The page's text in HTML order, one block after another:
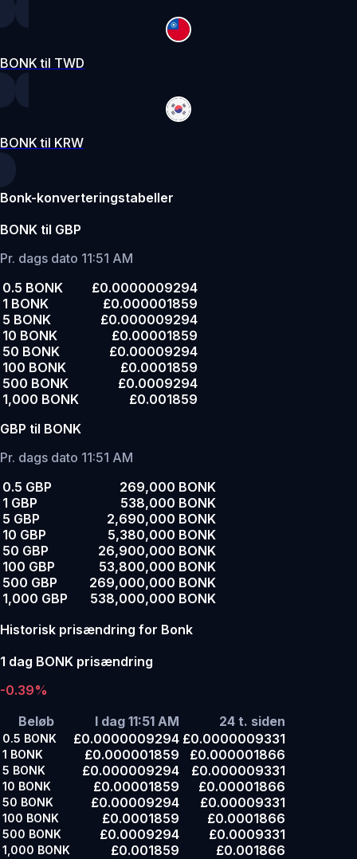
BONK til TWD
BONK til KRW
Bonk-konverteringstabeller
BONK til GBP
Pr. dags dato 11:51 AM
0.5 BONK
£0.0000009294
1 BONK
£0.000001859
5 BONK
£0.000009294
10 BONK
£0.00001859
50 BONK
£0.00009294
100 BONK
£0.0001859
500 BONK
£0.0009294
1,000 BONK
£0.001859
GBP til BONK
Pr. dags dato 11:51 AM
0.5 GBP
269,000 BONK
1 GBP
538,000 BONK
5 GBP
2,690,000 BONK
10 GBP
5,380,000 BONK
50 GBP
26,900,000 BONK
100 GBP
53,800,000 BONK
500 GBP
269,000,000 BONK
1,000 GBP
538,000,000 BONK
Historisk prisændring for Bonk
1 dag BONK prisændring
-0.39%
Beløb
I dag 11:51 AM 24 t. siden
0.5 BONK £0.0000009294 £0.0000009331
1 BONK £0.000001859 £0.000001866
5 BONK £0.000009294 £0.000009331
10 BONK £0.00001859 £0.00001866
50 BONK £0.00009294 £0.00009331
100 BONK £0.0001859 £0.0001866
500 BONK £0.0009294 £0.0009331
1,000 BONK £0.001859
£0.001866